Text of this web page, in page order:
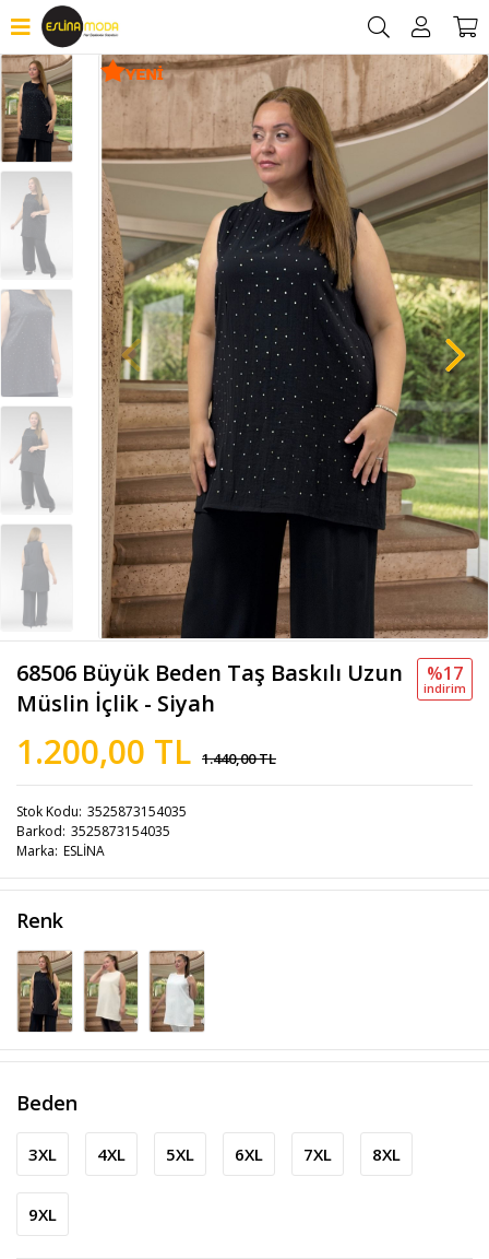
68506 Büyük Beden Taş Baskılı Uzun
Müslin İçlik - Siyah
1.200,00 TL 1.440,00 TL
%17
i̇ndi̇ri̇m
Stok Kodu 3525873154035
Barkod 3525873154035
Marka ESLİNA
Renk
Beden
3XL 4XL 5XL 6XL 7XL 8XL
9XL